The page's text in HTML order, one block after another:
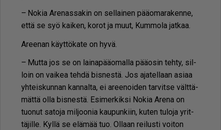
– No­kia Are­nas­sa­kin on sel­lai­nen pää­o­ma­ra­ken­ne,
et­tä se syö kai­ken, ko­rot ja muut, Kum­mo­la jat­kaa.
Aree­nan käyt­tö­ka­te on hyvä.
– Mut­ta jos se on lai­na­pää­o­mal­la pää­o­sin teh­ty, sil­
loin on vai­kea teh­dä bis­nes­tä. Jos aja­tel­laan asi­aa
yh­teis­kun­nan kan­nal­ta, ei aree­noi­den tar­vit­se vält­tä­
mät­tä ol­la bis­nes­tä. Esi­mer­kik­si No­kia Are­na on
tuo­nut sa­to­ja mil­joo­nia kau­pun­kiin, ku­ten tu­lo­ja yrit­
tä­jil­le. Kyl­lä se elä­mää tuo. Ol­laan rei­lus­ti voi­ton